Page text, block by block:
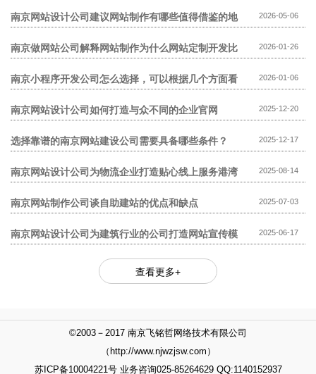
南京网站设计公司建议网站制作有哪些值得借鉴的地
2026-05-06
南京做网站公司解释网站制作为什么网站定制开发比
2026-01-26
南京小程序开发公司怎么选择，可以根据几个方面看 2026-01-06
南京网站设计公司如何打造与众不同的企业官网 2025-12-20
选择靠谱的南京网站建设公司需要具备哪些条件？ 2025-12-17
南京网站设计公司为物流企业打造贴心线上服务港湾 2025-08-14
南京网站制作公司谈自助建站的优点和缺点 2025-07-03
南京网站设计公司为建筑行业的公司打造网站宣传模
2025-06-17
查看更多+
©2003－2017 南京飞铭哲网络技术有限公司
（http://www.njwzjsw.com）
苏ICP备10004221号 业务咨询025-85264629 QQ:1140152937